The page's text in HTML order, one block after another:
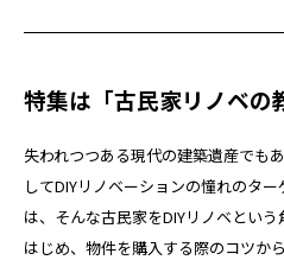
特集は「古民家リノベの
失われつつある現代の建築遺産でも
してDIYリノベーションの憧れのタ
は、そんな古民家をDIYリノベとい
はじめ、物件を購入する際のコツか